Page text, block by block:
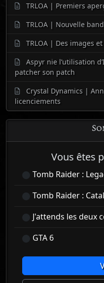
TRLOA | Premiers
TRLOA | Nouvelle
TRLOA | Des images
Aspyr nie l’utilisation
patcher son patch
Crystal Dynamics |
licenciements
Vous êtes
Tomb Raider :
Tomb Raider :
J'attends les deux
GTA 6